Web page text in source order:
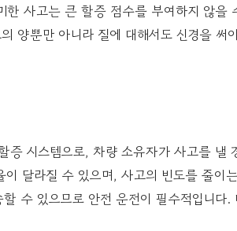
한 사고는 큰 할증 점수를 부여하지 않을
양뿐만 아니라 질에 대해서도 신경을 써
시스템으로, 차량 소유자가 사고를 낼
달라질 수 있으며, 사고의 빈도를 줄이
수 있으므로 안전 운전이 필수적입니다